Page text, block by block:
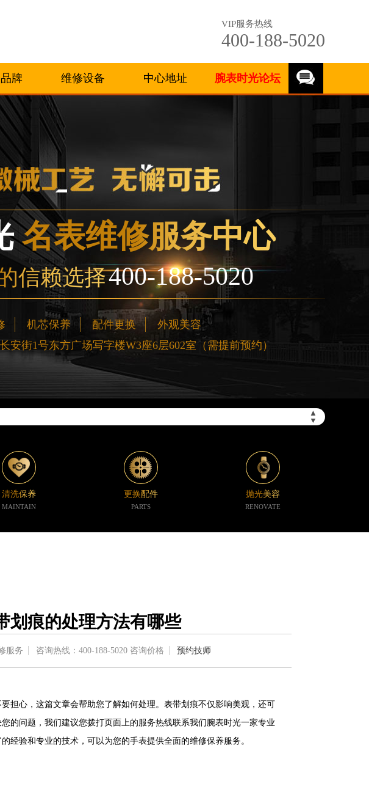
VIP服务热线
400-188-5020
牌 维修设备 中心地址 腕表时光论坛
名表维修服务中心
信赖选择400-188-5020
机芯保养 配件更换
外观美容
安街1号东方广场写字楼W3座6层602室（需提前预约）
▲
▼
域（非大陆需加拨“+86”）
预约）
清洗保养
MAINTAIN
更换配件
PARTS
抛光美容
RENOVATE
划痕的处理方法有哪些
服务 咨询热线： 400-188-5020咨询价格 预约技师
担心，这篇文章会帮助您了解如何处理。表带划痕不仅影响美观，还可
的问题，我们建议您拨打页面上的服务热线联系我们腕表时光一家专业
经验和专业的技术，可以为您的手表提供全面的维修保养服务。